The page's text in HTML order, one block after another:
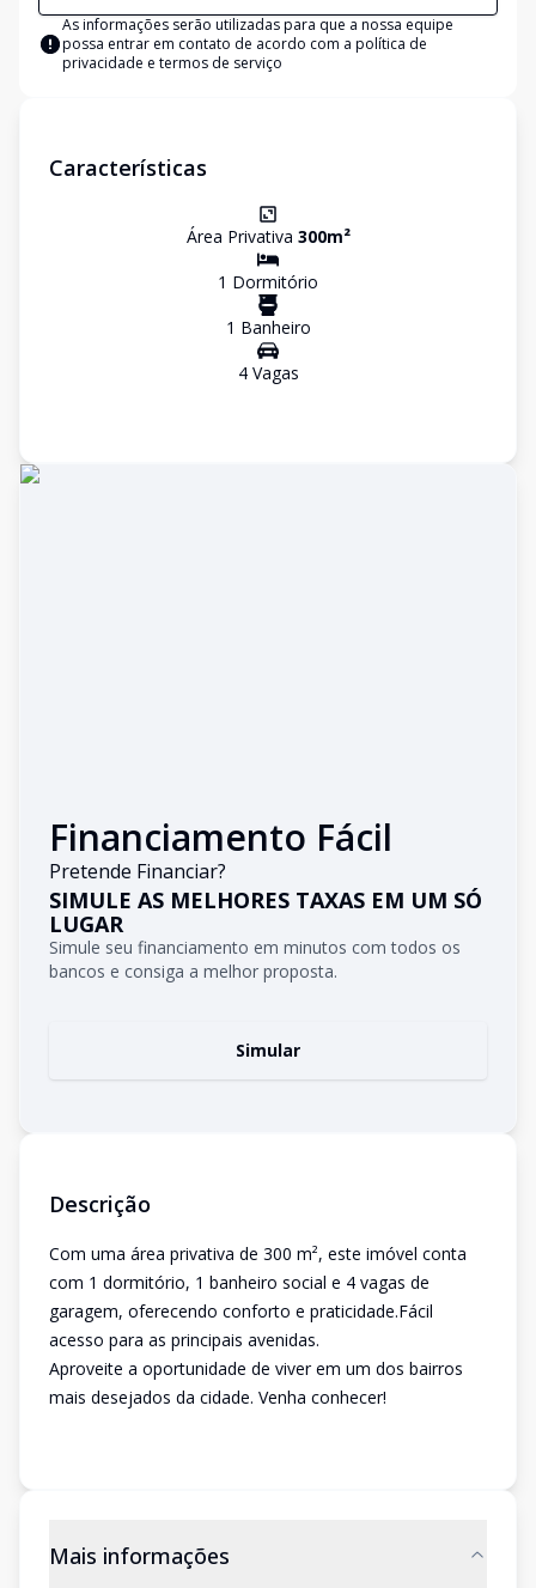
As informações serão utilizadas para que a nossa equipe
possa entrar em contato de acordo com a política de
privacidade e termos de serviço
Características
Área Privativa 300m²
1 Dormitório
1 Banheiro
4Vagas
Financiamento Fácil
Pretende Financiar?
SIMULE AS MELHORES TAXAS EM UM SÓ
LUGAR
Simule seu financiamento em minutos com todos os
bancos e consiga a melhor proposta.
Simular
Descrição
Com uma área privativa de 300 m², este imóvel conta
com 1 dormitório, 1 banheiro social e 4 vagas de
garagem, oferecendo conforto e praticidade.Fácil
acesso para as principais avenidas.
Aproveite a oportunidade de viver em um dos bairros
mais desejados da cidade. Venha conhecer!
Mais informações